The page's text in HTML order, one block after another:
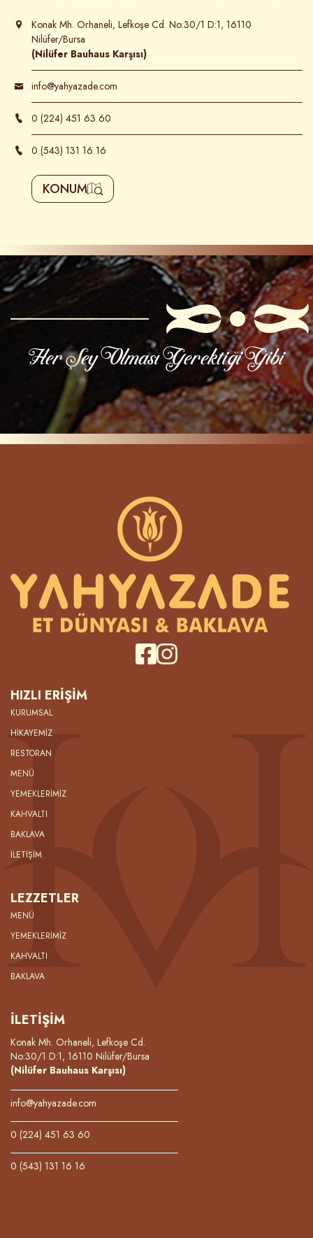
Konak Mh. Orhaneli, Lefkoşe Cd. No:30/1 D:1, 16110
Nilüfer/Bursa
(Nilüfer Bauhaus Karşısı)
info@yahyazade.com
0 (224) 451 63 60
0 (543) 131 16 16
KONUM
Her Şey Olması Gerektiği Gibi
HIZLI ERİŞİM
KURUMSAL
HİKAYEMİZ
RESTORAN
MENÜ
YEMEKLERİMİZ
KAHVALTI
BAKLAVA
İLETİŞİM
LEZZETLER
MENÜ
YEMEKLERİMİZ
KAHVALTI
BAKLAVA
İLETİŞİM
Konak Mh. Orhaneli, Lefkoşe Cd.
No:30/1 D:1, 16110 Nilüfer/Bursa
(Nilüfer Bauhaus Karşısı)
info@yahyazade.com
0 (224) 451 63 60
0 (543) 131 16 16